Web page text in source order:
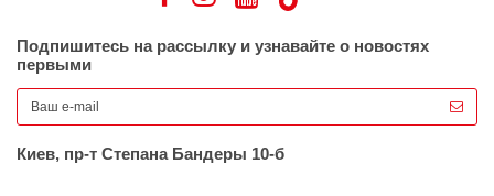
Подпишитесь на рассылку и узнавайте о новостях
первыми
Киев, пр-т Степана Бандеры 10-б